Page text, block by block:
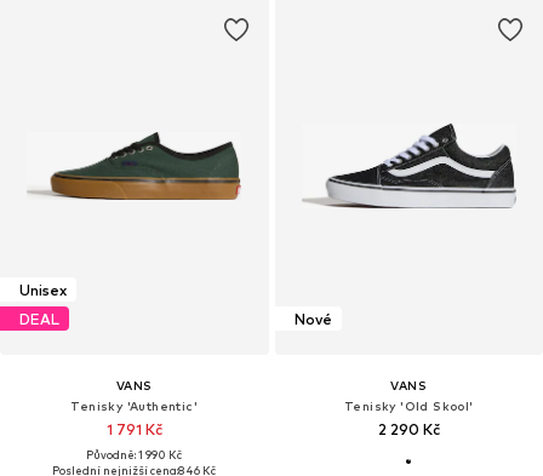
Unisex
DEAL
VANS
Tenisky 'Authentic'
1 791 Kč
Původně: 1 990 Kč
Poslední nejnižší cena:846 Kč
Nové
VANS
Tenisky 'Old Skool'
2 290 Kč